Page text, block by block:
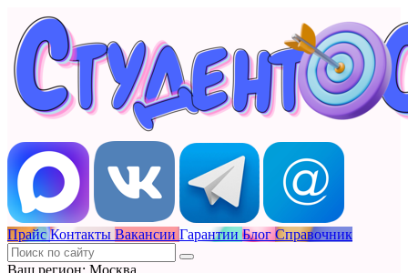
Прайс Контакты Вакансии Гарантии Блог Справочник
Ваш регион: Москва